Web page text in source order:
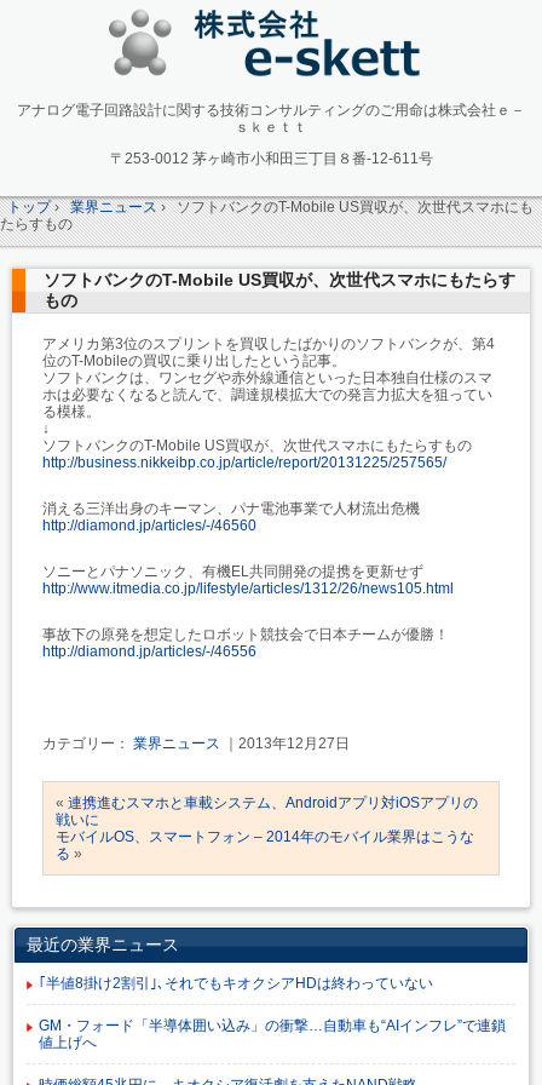
アナログ電子回路設計に関する技術コンサルティングのご用命は株式会社ｅ－
ｓｋｅｔｔ
〒253-0012 茅ヶ崎市小和田三丁目８番-12-611号
トップ› 業界ニュース› ソフトバンクのT-Mobile US買収が、次世代スマホにも
たらすもの
ソフトバンクのT-Mobile US買収が、次世代スマホにもたらす
もの
アメリカ第3位のスプリントを買収したばかりのソフトバンクが、第4
位のT-Mobileの買収に乗り出したという記事。
ソフトバンクは、ワンセグや赤外線通信といった日本独自仕様のスマ
ホは必要なくなると読んで、調達規模拡大での発言力拡大を狙ってい
る模様。
↓
ソフトバンクのT-Mobile US買収が、次世代スマホにもたらすもの
http://business.nikkeibp.co.jp/article/report/20131225/257565/
消える三洋出身のキーマン、パナ電池事業で人材流出危機
http://diamond.jp/articles/-/46560
ソニーとパナソニック、有機EL共同開発の提携を更新せず
http://www.itmedia.co.jp/lifestyle/articles/1312/26/news105.html
事故下の原発を想定したロボット競技会で日本チームが優勝！
http://diamond.jp/articles/-/46556
カテゴリー： 業界ニュース ｜2013年12月27日
« 連携進むスマホと車載システム、Androidアプリ対iOSアプリの
戦いに
モバイルOS、スマートフォン – 2014年のモバイル業界はこうな
る »
最近の業界ニュース
｢半値8掛け2割引｣､それでもキオクシアHDは終わっていない
GM・フォード「半導体囲い込み」の衝撃…自動車も“AIインフレ”で連鎖
値上げへ